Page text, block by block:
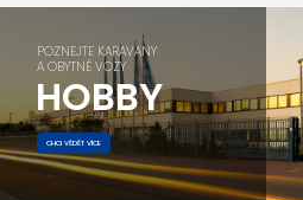
POZNEJTE KARAVANY
A OBYTNÉ VOZY
HOBBY
CHCI VĚDĚT VÍCE